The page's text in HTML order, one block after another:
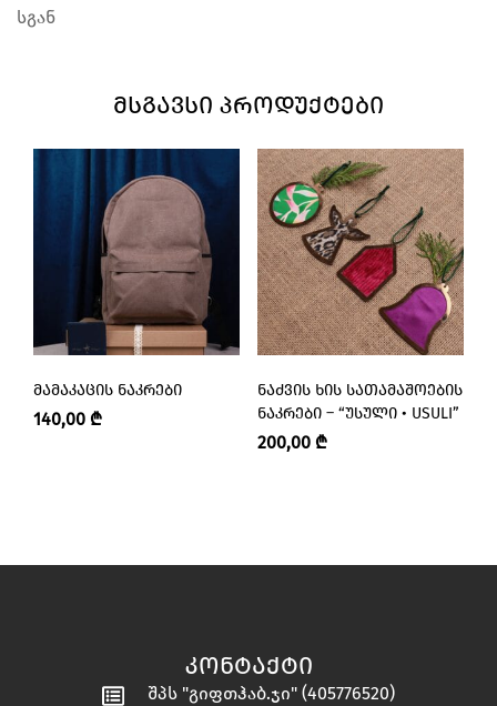
სგან
ᲛᲡᲒᲐᲕᲡᲘ ᲞᲠᲝᲓᲣᲥᲢᲔᲑᲘ
ᲛᲐᲛᲐᲙᲐᲪᲘᲡ ᲜᲐᲙᲠᲔᲑᲘ
140,00 ₾
ᲜᲐᲫᲕᲘᲡ ᲮᲘᲡ ᲡᲐᲗᲐᲛᲐᲨᲝᲔᲑᲘᲡ
ᲜᲐᲙᲠᲔᲑᲘ – “ᲣᲡᲣᲚᲘ • USULI”
200,00 ₾
ᲙᲝᲜᲢᲐᲥᲢᲘ
შპს "გიფთჰაბ.ჯი" (405776520)